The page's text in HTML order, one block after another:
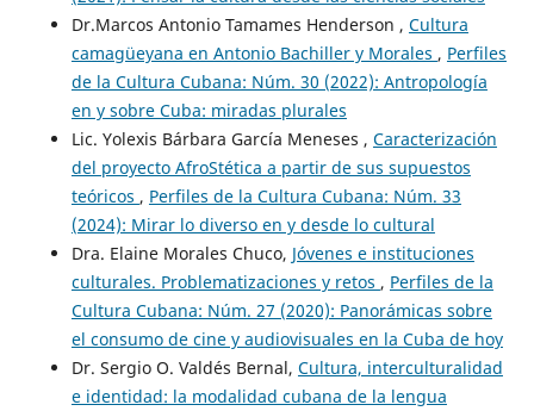
Dr.Marcos Antonio Tamames Henderson , Cultura
camagüeyana en Antonio Bachiller y Morales , Perfiles
de la Cultura Cubana: Núm. 30 (2022): Antropología
en y sobre Cuba: miradas plurales
Lic. Yolexis Bárbara García Meneses , Caracterización
del proyecto AfroStética a partir de sus supuestos
teóricos , Perfiles de la Cultura Cubana: Núm. 33
(2024): Mirar lo diverso en y desde lo cultural
Dra. Elaine Morales Chuco, Jóvenes e instituciones
culturales. Problematizaciones y retos , Perfiles de la
Cultura Cubana: Núm. 27 (2020): Panorámicas sobre
el consumo de cine y audiovisuales en la Cuba de hoy
Dr. Sergio O. Valdés Bernal, Cultura, interculturalidad
e identidad: la modalidad cubana de la lengua